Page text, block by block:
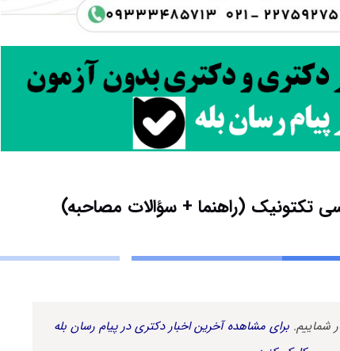
تکتونیک (راهنما + سؤالات مصاحبه)
شماییم. برای مشاهده آخرین اخبار دکتری در پیام رسان بله